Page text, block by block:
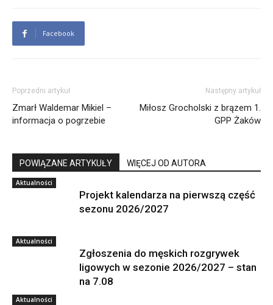
Facebook
Poprzedni artykuł
Zmarł Waldemar Mikiel –
informacja o pogrzebie
Następny artykuł
Miłosz Grocholski z brązem 1.
GPP Żaków
POWIĄZANE ARTYKUŁY WIĘCEJ OD AUTORA
Aktualności
Projekt kalendarza na pierwszą część
sezonu 2026/2027
Aktualności
Zgłoszenia do męskich rozgrywek
ligowych w sezonie 2026/2027 – stan
na 7.08
Aktualności